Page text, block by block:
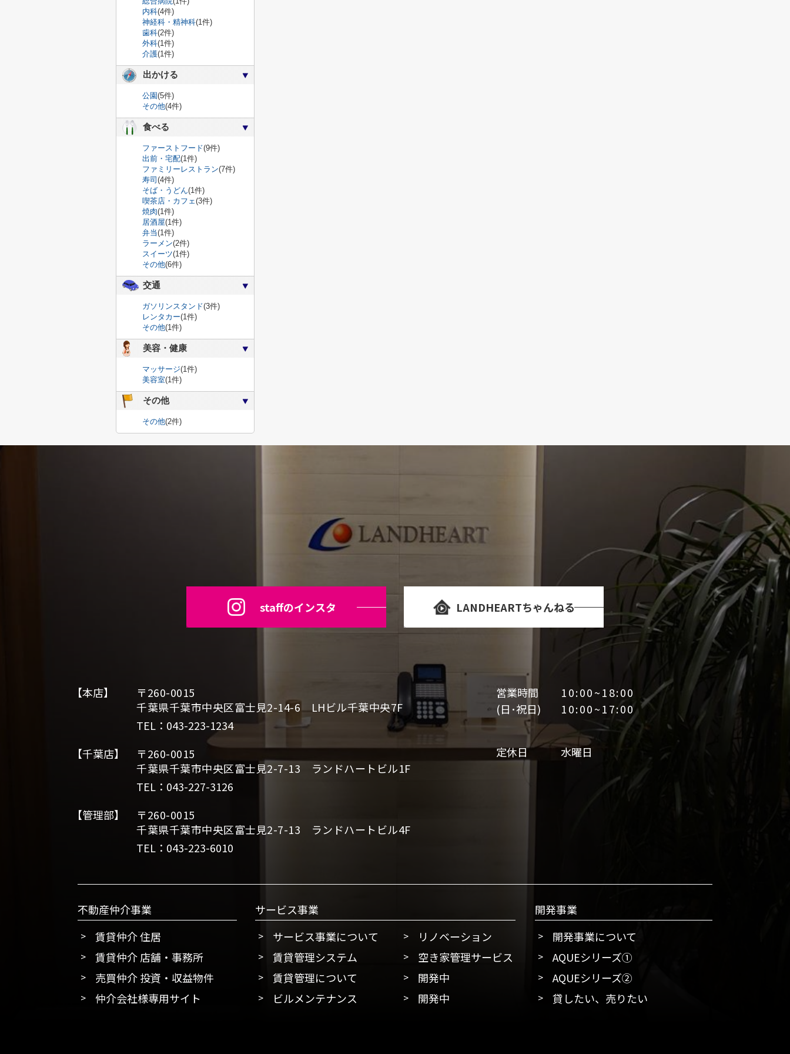
内科(4件)
神経科・精神科(1件)
歯科(2件)
外科(1件)
介護(1件)
出かける
公園(5件)
その他(4件)
食べる
ファーストフード(9件)
出前・宅配(1件)
ファミリーレストラン(7件)
寿司 (4件)
そば・うどん(1件)
喫茶店・カフェ(3件)
焼肉(1件)
居酒屋(1件)
弁当(1件)
ラーメン(2件)
スイーツ(1件)
その他(6件)
交通
ガソリンスタンド(3件)
レンタカー(1件)
その他(1件)
美容・健康
マッサージ(1件)
美容室(1件)
その他
その他(2件)
staffのインスタ LANDHEARTちゃんねる
【本店】
〒260-0015
千葉県千葉市中央区富士見2-14-6 LHビル千葉中央7F
TEL：043-223-1234
【千葉店】
〒260-0015
千葉県千葉市中央区富士見2-7-13 ランドハートビル1F
TEL：043-227-3126
【管理部】
〒260-0015
千葉県千葉市中央区富士見2-7-13 ランドハートビル4F
TEL：043-223-6010
営業時間
10:00~18:00
(日･祝日)
10:00~17:00
定休日 水曜日
不動産仲介事業
賃貸仲介 住居
賃貸仲介 店舗・事務所
売買仲介 投資・収益物件
仲介会社様専用サイト
サービス事業
サービス事業について
賃貸管理システム
賃貸管理について
ビルメンテナンス
リノベーション
空き家管理サービス
開発中
開発中
開発事業
開発事業について
AQUEシリーズ①
AQUEシリーズ②
貸したい、売りたい